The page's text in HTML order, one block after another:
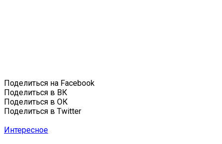
Поделиться на Facebook
Поделиться в ВК
Поделиться в ОК
Поделиться в Twitter
Интересное